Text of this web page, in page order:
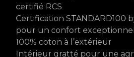
certifié RCS
Certification STANDARD100
pour un confort
100% coton à l’extérieur
Intérieur gratté pour une